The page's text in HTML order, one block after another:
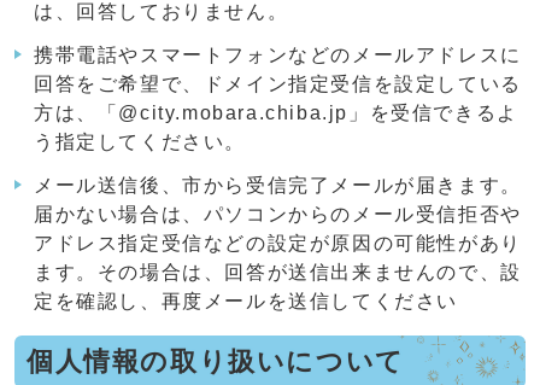
は、回答しておりません。
携帯電話やスマートフォンなどのメールアドレスに
回答をご希望で、ドメイン指定受信を設定している
方は、「@city.mobara.chiba.jp」を受信できるよ
う指定してください。
メール送信後、市から受信完了メールが届きます。
届かない場合は、パソコンからのメール受信拒否や
アドレス指定受信などの設定が原因の可能性があり
ます。その場合は、回答が送信出来ませんので、設
定を確認し、再度メールを送信してください
個人情報の取り扱いについて